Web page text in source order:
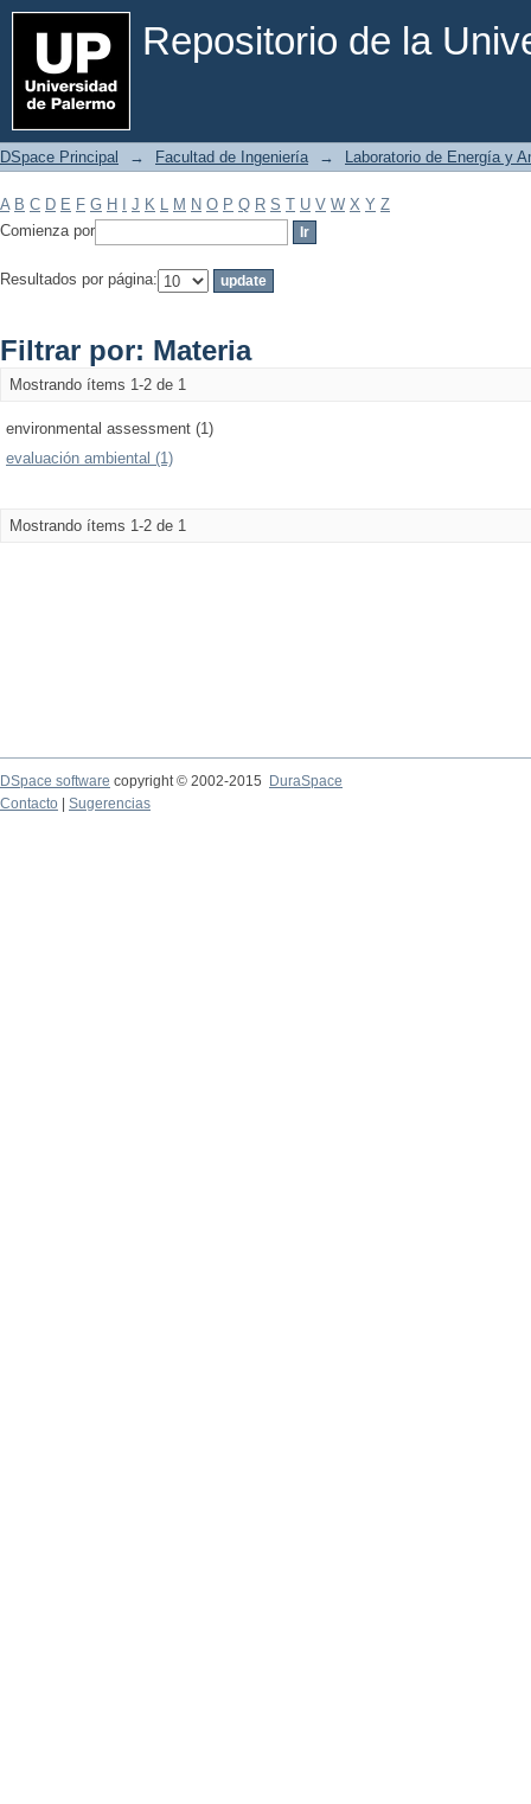
Repositorio de la
Filtrar por: Materia
DSpace Principal → Facultad de Ingeniería → Laboratorio de Energía y
A B C D E F G H J K L M N O P Q R S T U V W X Y Z
Comienza por
Resultados por página:
Filtrar por: Materia
Mostrando ítems 1-2 de 1
environmental assessment (1)
evaluación ambiental (1)
Mostrando ítems 1-2 de 1
DSpace software copyright © 2002-2015
DuraSpace
Contacto
Sugerencias